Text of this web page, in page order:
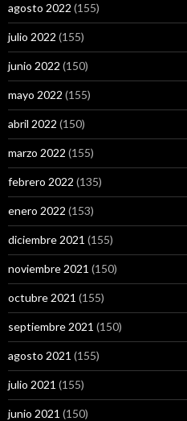
agosto 2022 (155)
julio 2022 (155)
junio 2022 (150)
mayo 2022 (155)
abril 2022 (150)
marzo 2022 (155)
febrero 2022 (135)
enero 2022 (153)
diciembre 2021 (155)
noviembre 2021 (150)
octubre 2021 (155)
septiembre 2021 (150)
agosto 2021 (155)
julio 2021 (155)
junio 2021 (150)